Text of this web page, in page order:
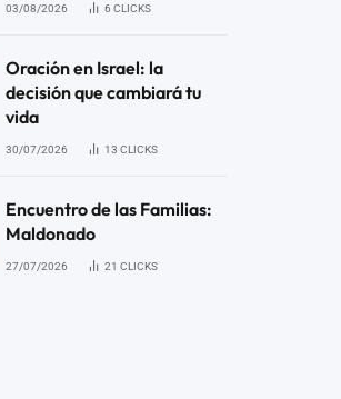
03/08/2026 6 CLICKS
Oración en Israel: la
decisión que cambiará tu
vida
30/07/2026 13 CLICKS
Encuentro de las Familias:
Maldonado
27/07/2026 21 CLICKS